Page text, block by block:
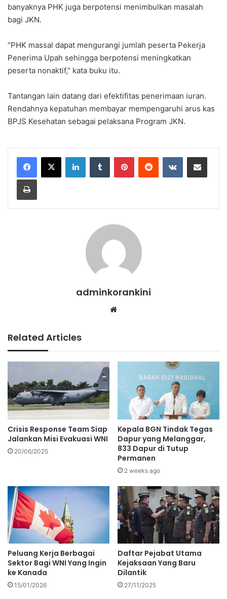
banyaknya PHK juga berpotensi menimbulkan masalah
bagi JKN.
“PHK massal dapat mengurangi jumlah peserta Pekerja
Penerima Upah sehingga berpotensi meningkatkan
peserta nonaktif,” kata buku itu.
Tantangan lain datang dari efektifitas penerimaan iuran.
Rendahnya kepatuhan membayar mempengaruhi arus kas
BPJS Kesehatan sebagai pelaksana Program JKN.
LinkedInTumblr PinterestReddit VKontakteShare via Email
Print
adminkorankini
Related Articles
Crisis Response Team Siap
Jalankan Misi Evakuasi WNI
20/06/2025
Kepala BGN Tindak Tegas
Dapur yang Melanggar,
833 Dapur di Tutup
Permanen
2 weeks ago
Peluang Kerja Berbagai
Sektor Bagi WNI Yang Ingin
ke Kanada
15/01/2026
Daftar Pejabat Utama
Kejaksaan Yang Baru
Dilantik
27/11/2025